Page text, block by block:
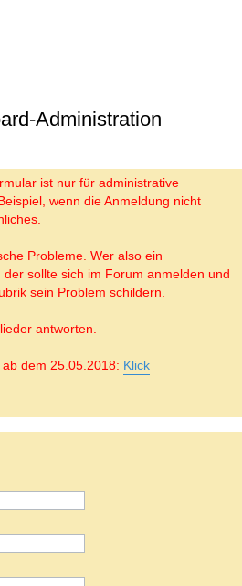
Administration
ist nur für administrative
wenn die Anmeldung nicht
Probleme. Wer also ein
sollte sich im Forum anmelden und
sein Problem schildern.
antworten.
ab dem 25.05.2018: Klick